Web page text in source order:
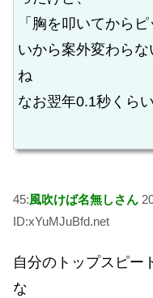
「胸を叩いてから
いから案外変わら
ね
なお翌年0.1秒くら
45:風吹けば名無しさん
ID:xYuMJuBfd.net
自分のトップスピー
な